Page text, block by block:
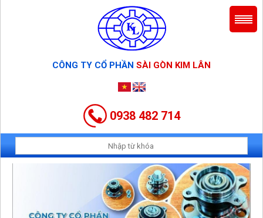
CÔNG TY CỔ PHẦN SÀI GÒN KIM LÂN
0938 482 714